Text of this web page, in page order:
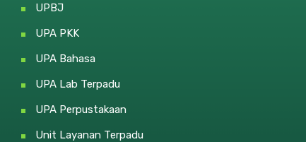
UPBJ
UPA PKK
UPA Bahasa
UPA Lab Terpadu
UPA Perpustakaan
Unit Layanan Terpadu